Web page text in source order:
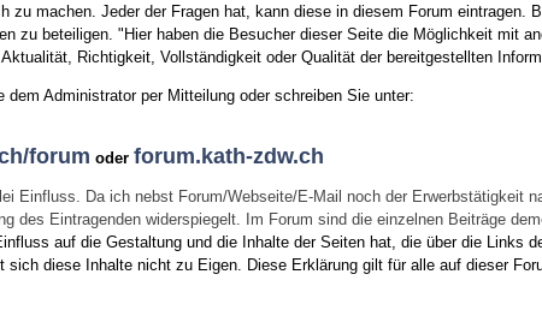
machen. Jeder der Fragen hat, kann diese in diesem Forum eintragen.
zu beteiligen. "Hier haben die Besucher dieser Seite die Möglichkeit mit
Richtigkeit, Vollständigkeit oder Qualität der bereitgestellten
Administrator per Mitteilung oder schreiben Sie unter:
forum oderforum.kath-zdw.ch
Einfluss. Da ich nebst Forum/Webseite/E-Mail noch der Erwerbstätigkeit
Eintragenden widerspiegelt. Im Forum sind die einzelnen Beiträge
auf die Gestaltung und die Inhalte der Seiten hat, die über die Links
diese Inhalte nicht zu Eigen. Diese Erklärung gilt für alle auf dieser